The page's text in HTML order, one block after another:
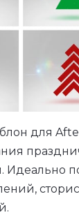
для
Идеально